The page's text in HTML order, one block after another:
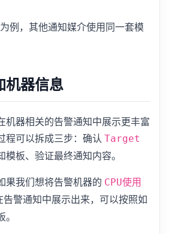
例，其他通知媒介使用同一套模
机器信息
机器相关的告警通知中展示更丰富
程可以拆成三步：确认 Target
板、验证最终通知内容。
果我们想将告警机器的 CPU使用
告警通知中展示出来，可以按照如